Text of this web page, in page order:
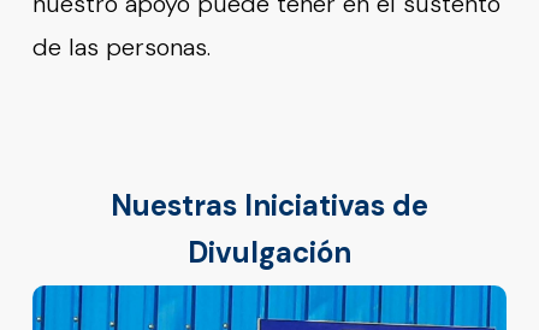
de las personas.
Nuestras Iniciativas de
Divulgación